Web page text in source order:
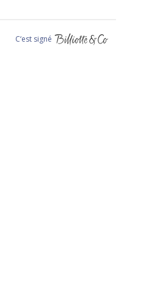
C‘est signé